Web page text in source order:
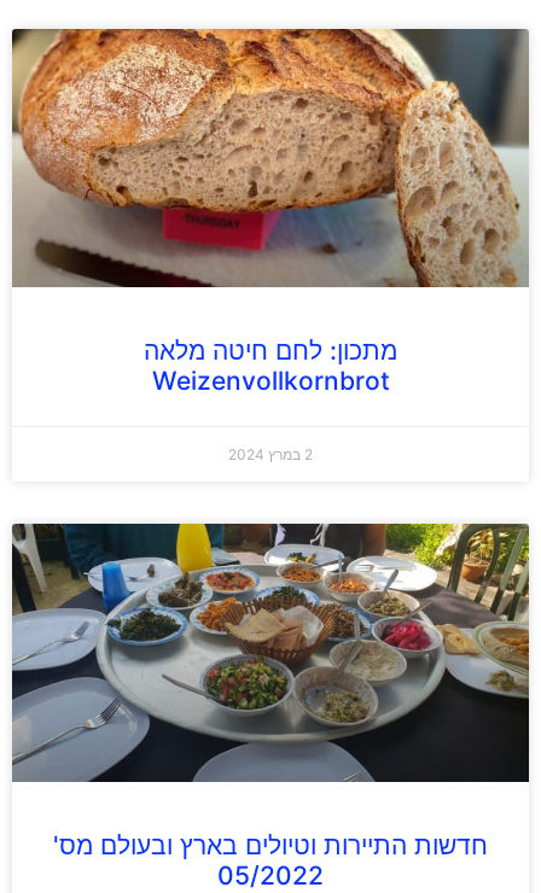
מתכון: לחם חיטה מלאה
Weizenvollkornbrot
2 במרץ 2024
חדשות התיירות וטיולים בארץ ובעולם מס'
05/2022